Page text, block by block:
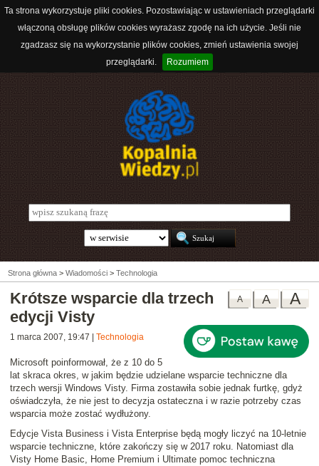
Ta strona wykorzystuje pliki cookies. Pozostawiając w ustawieniach przeglądarki
włączoną obsługę plików cookies wyrażasz zgodę na ich użycie. Jeśli nie
zgadzasz się na wykorzystanie plików cookies, zmień ustawienia swojej
przeglądarki.
Rozumiem
Strona główna > Wiadomości > Technologia
A
A
A
Krótsze wsparcie dla trzech
edycji Visty
1 marca 2007, 19:47 Technologia
Microsoft poinformował, że z 10 do 5
lat skraca okres, w jakim będzie udzielane wsparcie techniczne dla
trzech wersji Windows Visty. Firma zostawiła sobie jednak furtkę, gdyż
oświadczyła, że nie jest to decyzja ostatecznai w razie potrzeby czas
wsparcia może zostać wydłużony.
Edycje Vista Business i Vista Enterprise będą mogły liczyć na 10-letnie
wsparcie techniczne, które zakończy się w 2017 roku. Natomiast dla
Visty Home Basic, Home Premium i Ultimate pomoc techniczna